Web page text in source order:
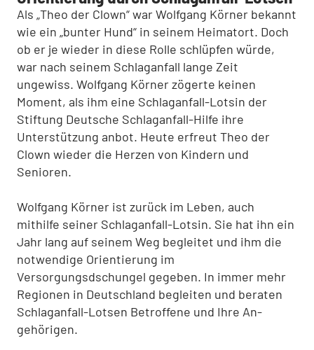
Als „Theo der Clown“ war Wolfgang Körner bekannt
wie ein „bunter Hund“ in seinem Heimatort. Doch
ob er je wieder in diese Rolle schlüpfen würde,
war nach sei­nem Schlaganfall lange Zeit
ungewiss. Wolfgang Körner zögerte keinen
Moment, als ihm eine Schlaganfall-Lotsin der
Stiftung Deutsche Schlaganfall-Hilfe ihre
Unterstüt­zung anbot. Heute erfreut Theo der
Clown wieder die Herzen von Kindern und
Senioren.
Wolfgang Körner ist zurück im Le­ben, auch
mithilfe seiner Schlaganfall-Lotsin. Sie hat ihn ein
Jahr lang auf seinem Weg begleitet und ihm die
not­wendige Orientierung im
Versorgungsdschungel gegeben. In immer mehr
Regionen in Deutschland begleiten und beraten
Schlaganfall-Lotsen Betroffene und Ihre An­
gehörigen.